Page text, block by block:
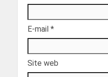
E-mail *
Site web